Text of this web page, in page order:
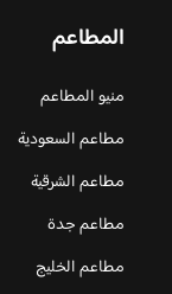
المطاعم
منيو المطاعم
مطاعم السعودية
مطاعم الشرقية
مطاعم جدة
مطاعم الخليج